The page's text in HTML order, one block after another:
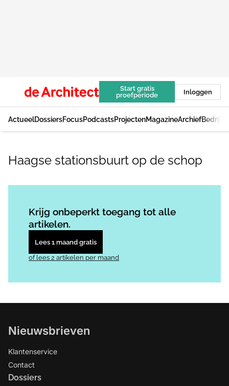
Start gratis
proefperiode
Inloggen
ActueelDossiersFocusPodcastsProjectenMagazineArchief
Haagse stationsbuurt op de schop
Krijg onbeperkt toegang tot alle
artikelen.
Lees 1 maand gratis
of lees 2 artikelen per maand
Nieuwsbrieven
Klantenservice
Contact
Dossiers